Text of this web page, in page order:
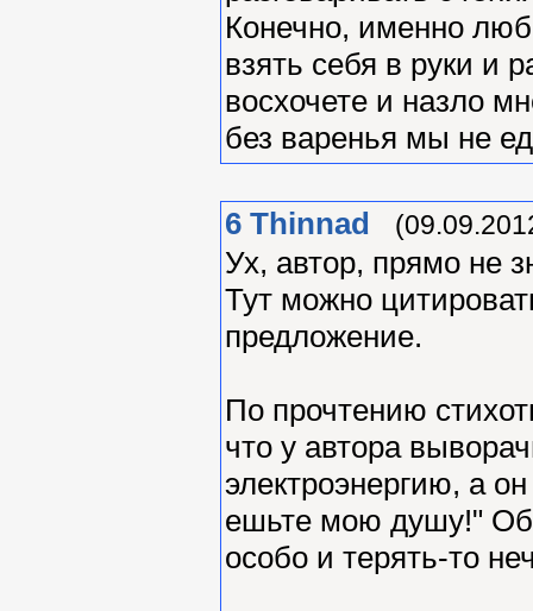
Конечно, именно
взять себя в руки и
восхочете и назло
без варенья мы не
6 Thinnad
Ух, автор, прямо не
Тут можно
предложение.
По прочтению
что у автора
электроэнергию, а
ешьте мою душу!"
особо и терять-то